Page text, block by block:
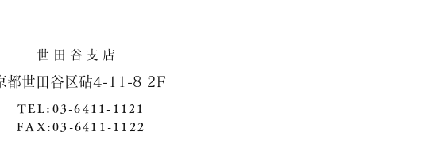
支店
田谷区砧4-11-8 2F
TEL:03-6411-1121
FAX:03-6411-1122